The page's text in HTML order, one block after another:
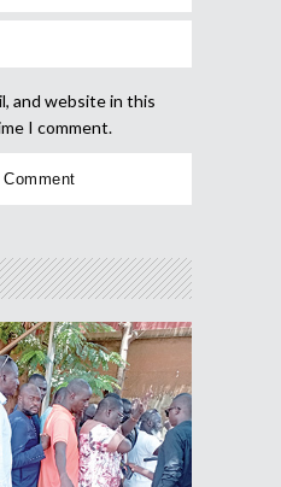
and website in this
I comment.